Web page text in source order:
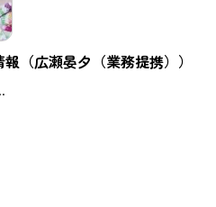
（広瀬晏夕（業務提携））